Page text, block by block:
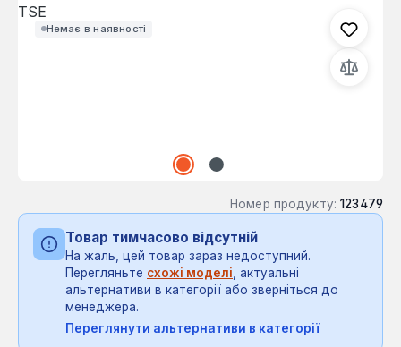
Немає в наявності
Номер продукту: 123479
Товар тимчасово відсутній
На жаль, цей товар зараз недоступний.
Перегляньте схожі моделі , актуальні
альтернативи в категорії або зверніться до
менеджера.
Переглянути альтернативи в категорії